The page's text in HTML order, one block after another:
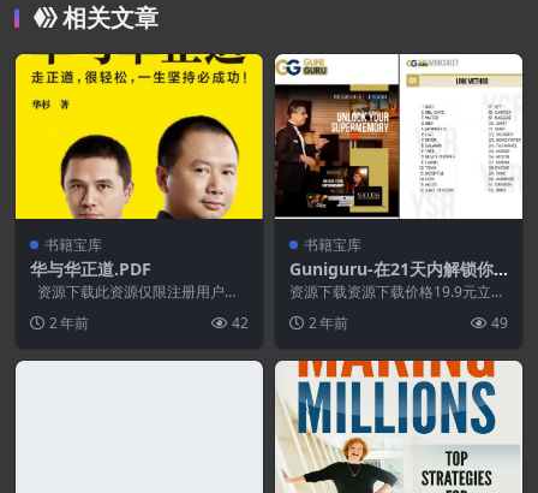
相关文章
书籍宝库
华与华正道.PDF
资源下载此资源仅限注册用户下
保证所有...
2 年前 42
书籍宝库
Guniguru-在21天内解锁你
的超级记忆训练手册
资源下载资源下载价格19.9元立即
2 年前 49